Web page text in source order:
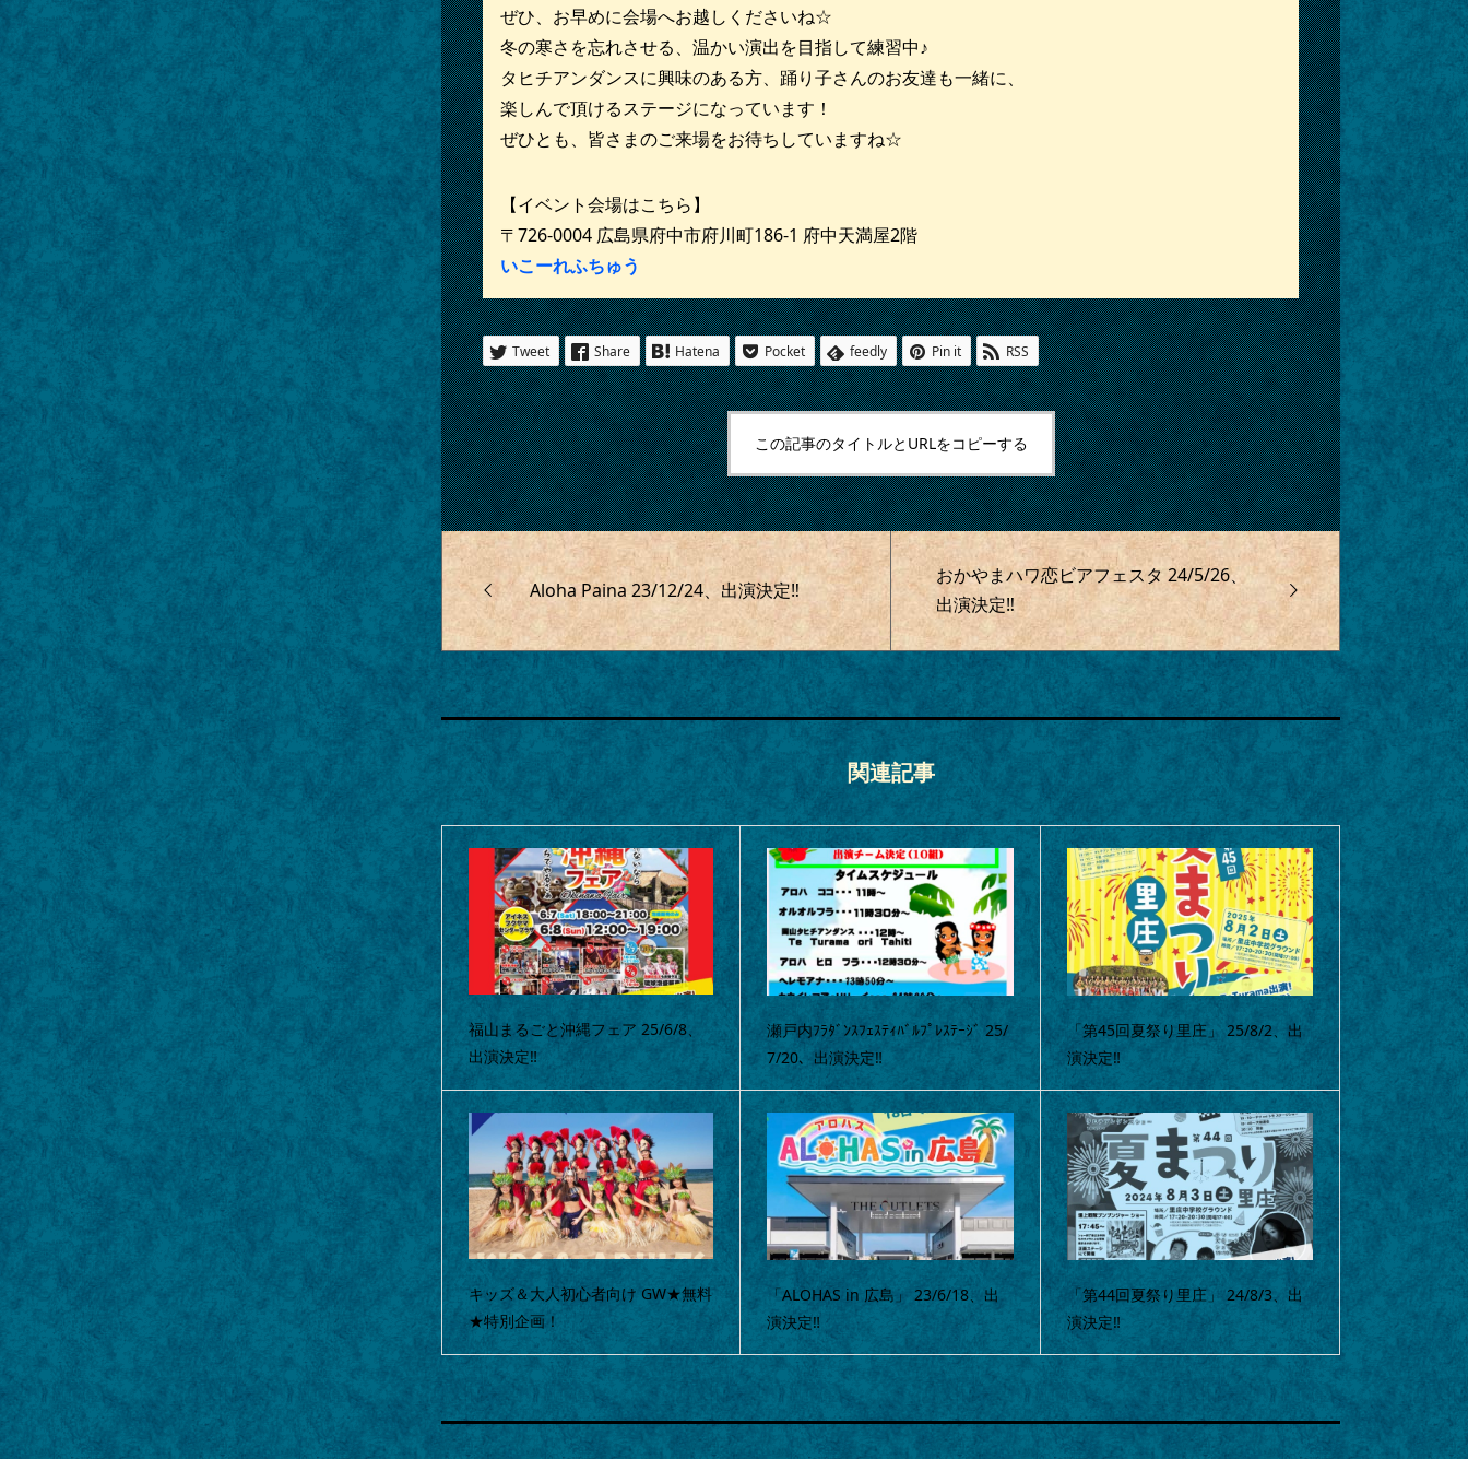
ぜひ、お早めに会場へお越しくださいね☆
冬の寒さを忘れさせる、温かい演出を目指して練習中♪
タヒチアンダンスに興味のある方、踊り子さんのお友達も一緒に、
楽しんで頂けるステージになっています！
ぜひとも、皆さまのご来場をお待ちしていますね☆
【イベント会場はこちら】
〒726-0004 広島県府中市府川町186-1 府中天満屋2階
いこーれふちゅう
Tweet Share Hatena Pocket feedly Pin it RSS
この記事のタイトルとURLをコピーする
Aloha Paina 23/12/24、出演決定‼
おかやまハワ恋ビアフェスタ 24/5/26、
出演決定‼
関連記事
福山まるごと沖縄フェア 25/6/8、
出演決定‼
瀬戸内ﾌﾗﾀﾞﾝｽﾌｪｽﾃｨﾊﾞﾙﾌﾟﾚｽﾃｰｼﾞ 25/
7/20、出演決定‼
「第45回夏祭り里庄」 25/8/2、出
演決定‼
キッズ＆大人初心者向け GW★無料
★特別企画！
「ALOHAS in 広島」 23/6/18、出
演決定‼
「第44回夏祭り里庄」 24/8/3、出
演決定‼